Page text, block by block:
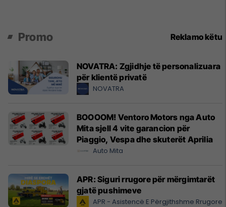
Promo Reklamo këtu
NOVATRA: Zgjidhje të personalizuara
për klientë privatë
NOVATRA
BOOOOM! Ventoro Motors nga Auto
Mita sjell 4 vite garancion për
Piaggio, Vespa dhe skuterët Aprilia
Auto Mita
APR: Siguri rrugore për mërgimtarët
gjatë pushimeve
APR - Asistencë E Përgjithshme Rrugore